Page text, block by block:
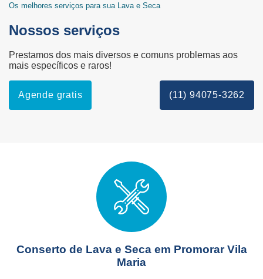
Os melhores serviços para sua Lava e Seca
Nossos serviços
Prestamos dos mais diversos e comuns problemas aos
mais específicos e raros!
Agende gratis (11) 94075-3262
Conserto de Lava e Seca em Promorar Vila
Maria